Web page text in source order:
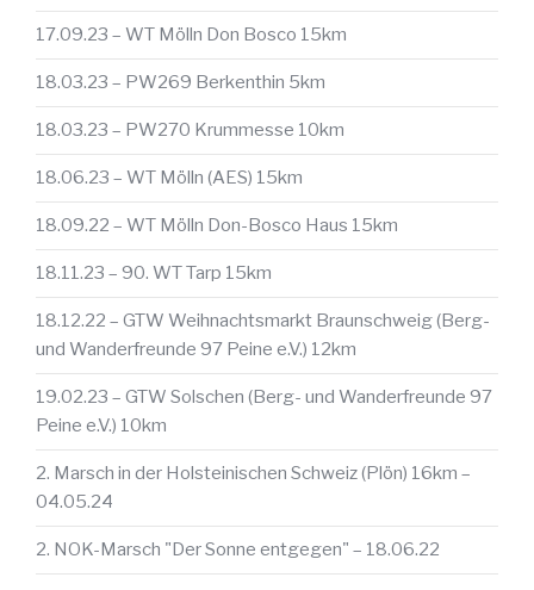
17.09.23 – WT Mölln Don Bosco 15km
18.03.23 – PW269 Berkenthin 5km
18.03.23 – PW270 Krummesse 10km
18.06.23 – WT Mölln (AES) 15km
18.09.22 – WT Mölln Don-Bosco Haus 15km
18.11.23 – 90. WT Tarp 15km
18.12.22 – GTW Weihnachtsmarkt Braunschweig (Berg-
und Wanderfreunde 97 Peine e.V.) 12km
19.02.23 – GTW Solschen (Berg- und Wanderfreunde 97
Peine e.V.) 10km
2. Marsch in der Holsteinischen Schweiz (Plön) 16km –
04.05.24
2. NOK-Marsch "Der Sonne entgegen" – 18.06.22